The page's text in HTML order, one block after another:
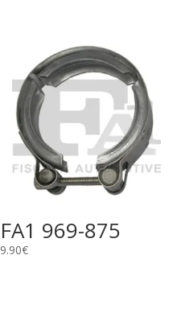
FA1 969-875
9.90€